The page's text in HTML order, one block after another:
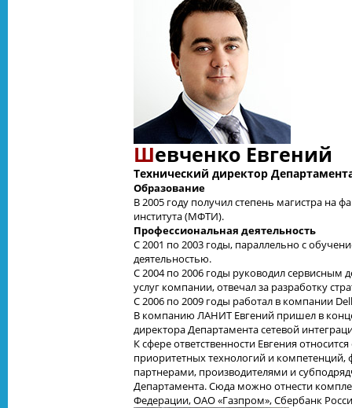
Шевченко Евгений
Технический директор
Образование
В 2005 году получил степень магистра на
института (МФТИ).
Профессиональная деятельность
C 2001 по 2003 годы, параллельно с
деятельностью.
С 2004 по 2006 годы руководил
услуг компании, отвечал за разработку
С 2006 по 2009 годы работал в компании
В компанию ЛАНИТ Евгений пришел в
директора Департамента сетевой
К сфере ответственности Евгения
приоритетных технологий и
партнерами, производителями и
Департамента. Сюда можно отнести
Федерации, ОАО «Газпром», Сбербанк